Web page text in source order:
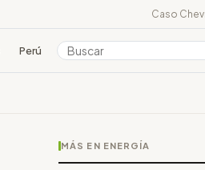
Caso
Perú Colombia
MÁS EN ENERGÍA